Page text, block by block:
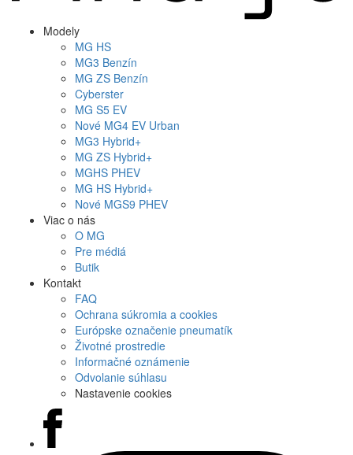
Modely
MG HS
MG3 Benzín
MG ZS Benzín
Cyberster
MG S5 EV
Nové MG4 EV Urban
MG3 Hybrid+
MG ZS Hybrid+
MGHS PHEV
MG HS Hybrid+
Nové MGS9 PHEV
Viac o nás
O MG
Pre médiá
Butik
Kontakt
FAQ
Ochrana súkromia a cookies
Európske označenie pneumatík
Životné prostredie
Informačné oznámenie
Odvolanie súhlasu
Nastavenie cookies